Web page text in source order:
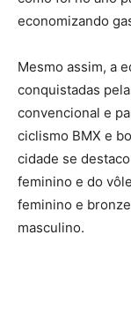
economizando
Mesmo assim, a
conquistadas
convencional e
ciclismo BMX e
cidade se
feminino e do
feminino e
masculino.